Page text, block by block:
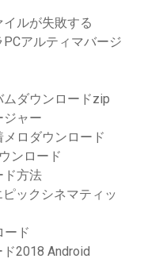
ルが失敗する
アルティマバージ
ダウンロードzip
ジャー
ロダウンロード
ンロード
ド方法
ックシネマティッ
ード
2018 Android